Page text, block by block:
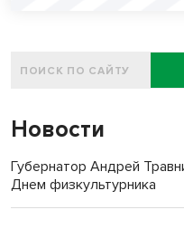
Новости
Губернатор Андрей
Днем физкультурника